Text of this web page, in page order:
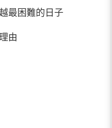
最困難的日子
由